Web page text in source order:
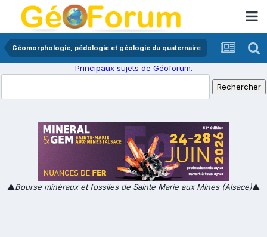
Géomorphologie, pédologie et géologie du quaternaire
Principaux sujets de Géoforum.
▲Bourse minéraux et fossiles de Sainte Marie aux Mines (Alsace)▲